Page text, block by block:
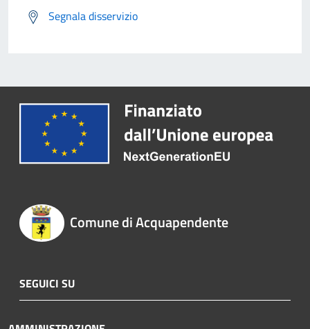
Segnala disservizio
Comune di Acquapendente
SEGUICI SU